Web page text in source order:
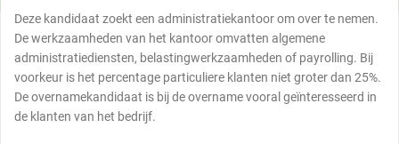
Deze kandidaat zoekt een administratiekantoor om over te nemen.
De werkzaamheden van het kantoor omvatten algemene
administratiediensten, belastingwerkzaamheden of payrolling. Bij
voorkeur is het percentage particuliere klanten niet groter dan 25%.
De overnamekandidaat is bij de overname vooral geïnteresseerd in
de klanten van het bedrijf.